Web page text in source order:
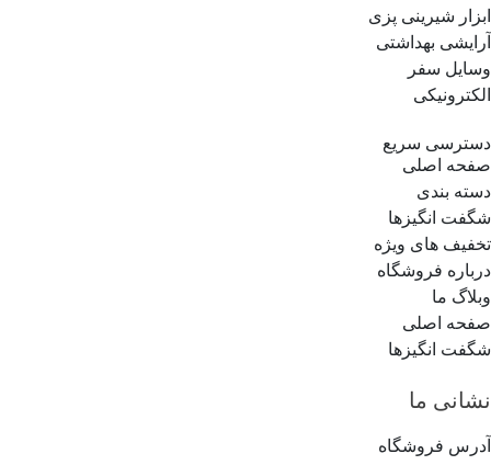
ابزار شیرینی پزی
آرایشی بهداشتی
وسایل سفر
الکترونیکی
دسترسی سریع
صفحه اصلی
دسته بندی
شگفت انگیزها
تخفیف های ویژه
درباره فروشگاه
وبلاگ ما
صفحه اصلی
شگفت انگیزها
نشانی ما
آدرس فروشگاه